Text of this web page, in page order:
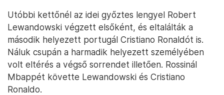
Utóbbi kettőnél az idei győztes lengyel Robert
Lewandowski végzett elsőként, és eltalálták a
második helyezett portugál Cristiano Ronaldót is.
Náluk csupán a harmadik helyezett személyében
volt eltérés a végső sorrendet illetően. Rossinál
Mbappét követte Lewandowski és Cristiano
Ronaldo.